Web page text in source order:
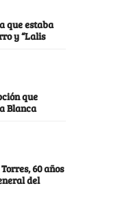
que estaba
y “Lalis
que
Blanca
60 años
del